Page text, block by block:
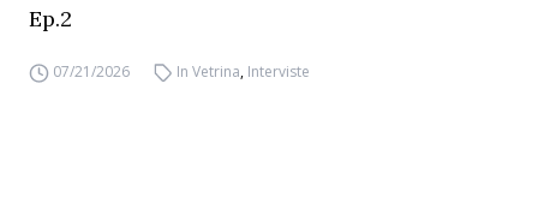
Ep.2
07/21/2026 In Vetrina, Interviste